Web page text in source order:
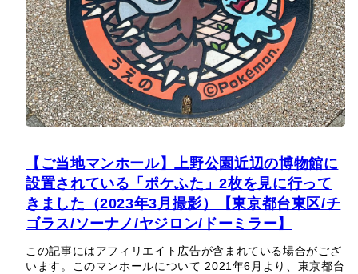
【ご当地マンホール】上野公園近辺の博物館に
設置されている「ポケふた」2枚を見に行って
きました（2023年3月撮影）【東京都台東区/チ
ゴラス/ソーナノ/ヤジロン/ドーミラー】
この記事にはアフィリエイト広告が含まれている場合がござ
います。このマンホールについて 2021年6月より、東京都台